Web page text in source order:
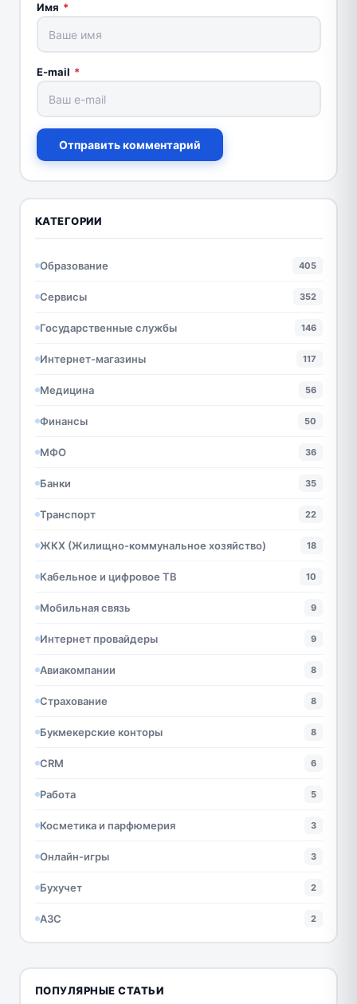
Имя *
E-mail *
Отправить комментарий
КАТЕГОРИИ
Образование 405
Сервисы 352
Государственные службы 146
Интернет-магазины 117
Медицина 56
Финансы 50
МФО 36
Банки 35
Транспорт 22
ЖКХ (Жилищно-коммунальное хозяйство) 18
Кабельное и цифровое ТВ 10
Мобильная связь 9
Интернет провайдеры 9
Авиакомпании 8
Страхование 8
Букмекерские конторы 8
CRM 6
Работа 5
Косметика и парфюмерия 3
Онлайн-игры 3
Бухучет 2
АЗС 2
ПОПУЛЯРНЫЕ СТАТЬИ